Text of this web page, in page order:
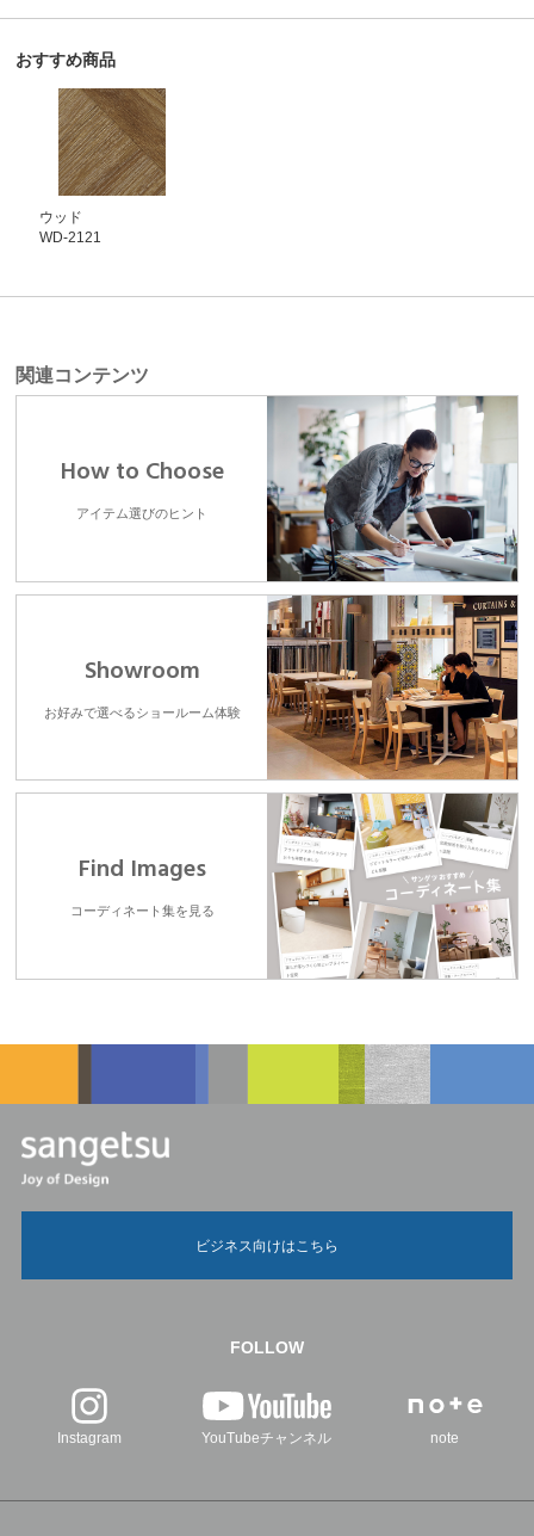
おすすめ商品
ウッド
WD-2121
関連コンテンツ
How to Choose
アイテム選びのヒント
Showroom
お好みで選べるショールーム体験
Find Images
コーディネート集を見る
ビジネス向けはこちら
FOLLOW
Instagram YouTubeチャンネル note